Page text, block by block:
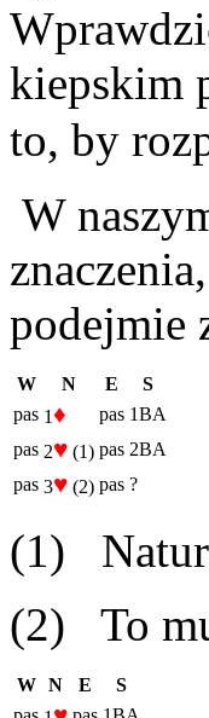
kiepskim
to, by
W
podejmie
W N E
S
pas 1♦ pas 1BA
pas 2♥ (1) pas 2BA
pas 3♥ (2) pas ?
(1)
(2) To
W N E
S